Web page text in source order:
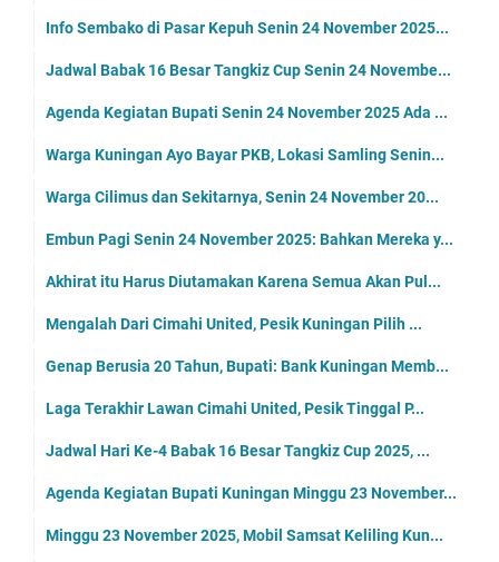
Info Sembako di Pasar Kepuh Senin 24 November 2025...
Jadwal Babak 16 Besar Tangkiz Cup Senin 24 Novembe...
Agenda Kegiatan Bupati Senin 24 November 2025 Ada ...
Warga Kuningan Ayo Bayar PKB, Lokasi Samling Senin...
Warga Cilimus dan Sekitarnya, Senin 24 November 20...
Embun Pagi Senin 24 November 2025: Bahkan Mereka y...
Akhirat itu Harus Diutamakan Karena Semua Akan Pul...
Mengalah Dari Cimahi United, Pesik Kuningan Pilih ...
Genap Berusia 20 Tahun, Bupati: Bank Kuningan Memb...
Laga Terakhir Lawan Cimahi United, Pesik Tinggal P...
Jadwal Hari Ke-4 Babak 16 Besar Tangkiz Cup 2025, ...
Agenda Kegiatan Bupati Kuningan Minggu 23 November...
Minggu 23 November 2025, Mobil Samsat Keliling Kun...